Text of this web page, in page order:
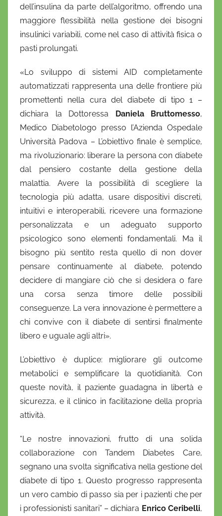
dell’insulina da parte dell’algoritmo, offrendo una
maggiore flessibilità nella gestione dei bisogni
insulinici variabili, come nel caso di attività fisica o
pasti prolungati.
«Lo sviluppo di sistemi AID completamente
automatizzati rappresenta una delle frontiere più
promettenti nella cura del diabete di tipo 1 –
dichiara la Dottoressa
Daniela Bruttomesso,
Medico Diabetologo presso l’Azienda Ospedale
Università Padova – L’obiettivo finale è semplice,
ma rivoluzionario: liberare la persona con diabete
dal pensiero costante della gestione della
malattia. Avere la possibilità di scegliere la
tecnologia più adatta, usare dispositivi discreti,
intuitivi e interoperabili, ricevere una formazione
personalizzata e un adeguato supporto
psicologico sono elementi fondamentali. Ma il
bisogno più sentito resta quello di non dover
pensare continuamente al diabete, potendo
decidere di mangiare ciò che si desidera o fare
una corsa senza timore delle possibili
conseguenze. La vera innovazione è permettere a
chi convive con il diabete di sentirsi finalmente
libero e uguale agli altri».
L’obiettivo è duplice: migliorare gli outcome
metabolici e semplificare la quotidianità. Con
queste novità, il paziente guadagna in libertà e
sicurezza, e il clinico in facilitazione della propria
attività.
“Le nostre innovazioni, frutto di una solida
collaborazione con Tandem Diabetes Care,
segnano una svolta significativa nella gestione del
diabete di tipo 1. Questo progresso rappresenta
un vero cambio di passo sia per i pazienti che per
i professionisti sanitari” – dichiara Enrico Ceribelli,